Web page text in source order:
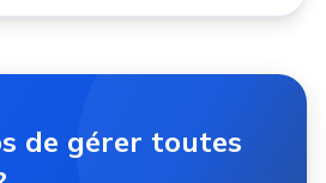
de gérer toutes